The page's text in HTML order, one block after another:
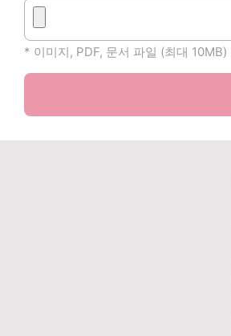
* 이미지, PDF, 문서 파일 (최대 10MB)